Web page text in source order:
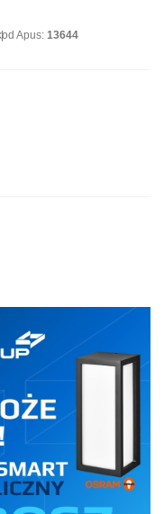
Apus: 13644